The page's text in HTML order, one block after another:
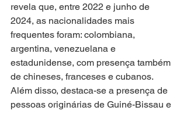
revela que, entre 2022 e junho de
2024, as nacionalidades mais
frequentes foram: colombiana,
argentina, venezuelana e
estadunidense, com presença também
de chineses, franceses e cubanos.
Além disso, destaca-se a presença de
pessoas originárias de Guiné-Bissau e